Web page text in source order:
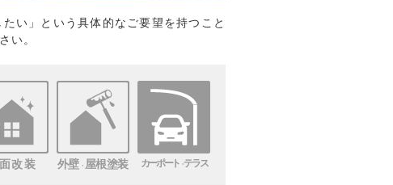
い」という具体的なご要望を持つこと
い。
改装 外壁・ 屋根塗装 カーポート・テラス